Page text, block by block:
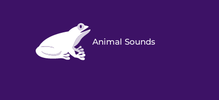
Animal Sounds